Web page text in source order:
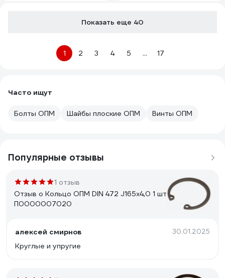
Показать еще 40
1 2 3 4 5 ... 17
Часто ищут
Болты ОПМ Шайбы плоские ОПМ Винты ОПМ
Популярные отзывы
1 отзыв
Отзыв о Кольцо ОПМ DIN 472 J165х4,0 1 шт
П0000007020
алексей смирнов 30.01.2025
Круглые и упругие